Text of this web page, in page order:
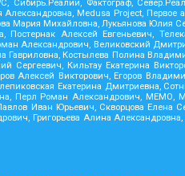
Фактограф,
Medusa Project,
Михайловна, Лукьянова Юлия
Алексей Евгеньевич,
Александрович, Великовский
Гавриловна, Костылева Полина
Кильтау Екатерина
Алексей Викторович, Егоров
Екатерина Дмитриевна,
Перл Роман Александрович, МЕМО,
Иван Юрьевич, Скворцова Елена
Григорьева Алина